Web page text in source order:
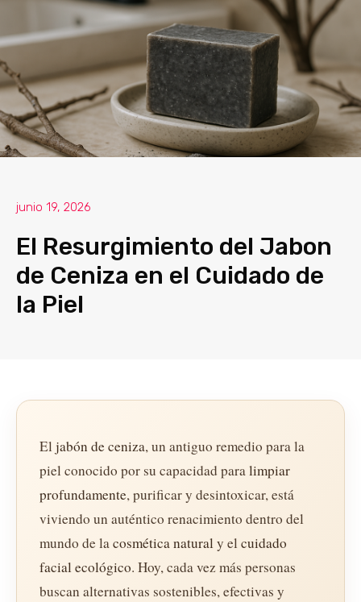
junio 19, 2026
El Resurgimiento del Jabon
de Ceniza en el Cuidado de
la Piel
Eljabón de ceniza, un antiguo remedio para la
piel conocido por su capacidad paralimpiar
profundamente, purificar y desintoxicar, está
viviendo un auténtico renacimiento dentro del
mundo de lacosmética naturaly el cuidado
facial ecológico. Hoy, cada vez más personas
buscan alternativas sostenibles, efectivas y